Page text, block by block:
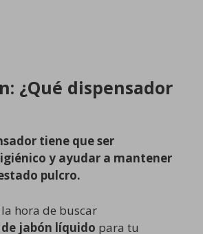
¿Qué dispensador
tiene que ser
y ayudar a mantener
pulcro.
hora de buscar
jabón líquido para tu